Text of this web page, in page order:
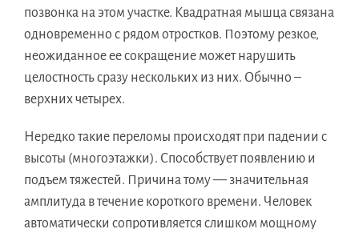
позвонка на этом участке. Квадратная мышца связана
одновременно с рядом отростков. Поэтому резкое,
неожиданное ее сокращение может нарушить
целостность сразу нескольких из них. Обычно –
верхних четырех.
Нередко такие переломы происходят при падении с
высоты (многоэтажки). Способствует появлению и
подъем тяжестей. Причина тому — значительная
амплитуда в течение короткого времени. Человек
автоматически сопротивляется слишком мощному